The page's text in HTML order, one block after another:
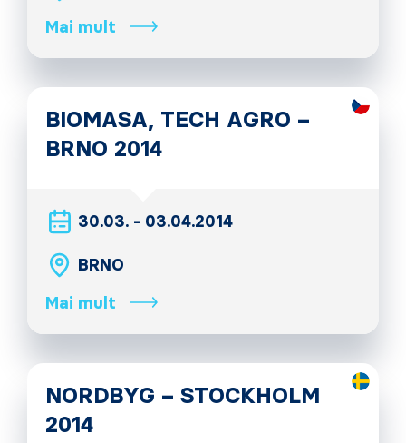
Mai mult
BIOMASA, TECH AGRO –
BRNO 2014
30.03. - 03.04.2014
BRNO
Mai mult
NORDBYG – STOCKHOLM
2014